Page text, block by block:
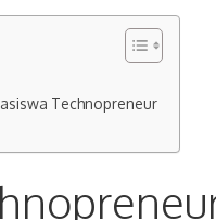
Technopreneur